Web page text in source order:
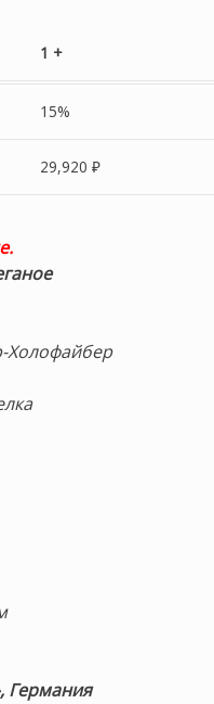
1 +
15%
29,920 ₽
Холофайбер
Германия